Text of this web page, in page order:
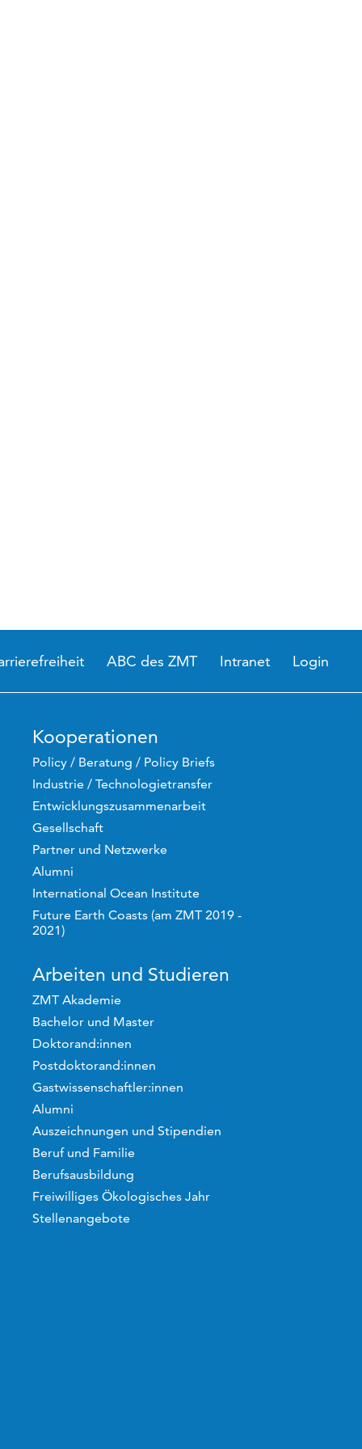
ABC des ZMT Intranet Login
Kooperationen
Policy / Beratung / Policy Briefs
Industrie / Technologietransfer
Entwicklungszusammenarbeit
Gesellschaft
Partner und Netzwerke
Alumni
International Ocean Institute
Future Earth Coasts (am ZMT 2019 -
2021)
Arbeiten und Studieren
ZMT Akademie
Bachelor und Master
Doktorand:innen
Postdoktorand:innen
Gastwissenschaftler:innen
Alumni
Auszeichnungen und Stipendien
Beruf und Familie
Berufsausbildung
Freiwilliges Ökologisches Jahr
Stellenangebote